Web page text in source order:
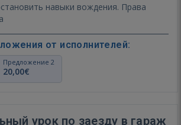
навыки вождения. Права
от исполнителей:
Предложение 2
20,00€
урок по заезду в гараж